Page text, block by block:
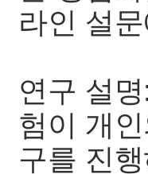
라인 설
연구 설
험이 개
구를 진